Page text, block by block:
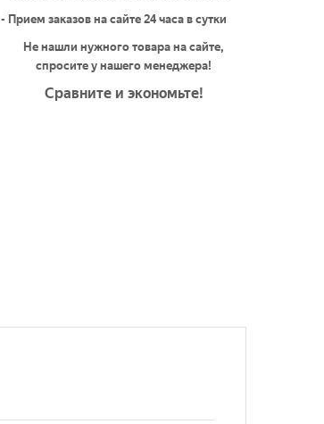
- Прием заказов на сайте 24 часа в сутки
Не нашли нужного товара на сайте,
спросите у нашего менеджера!
Сравните и экономьте!